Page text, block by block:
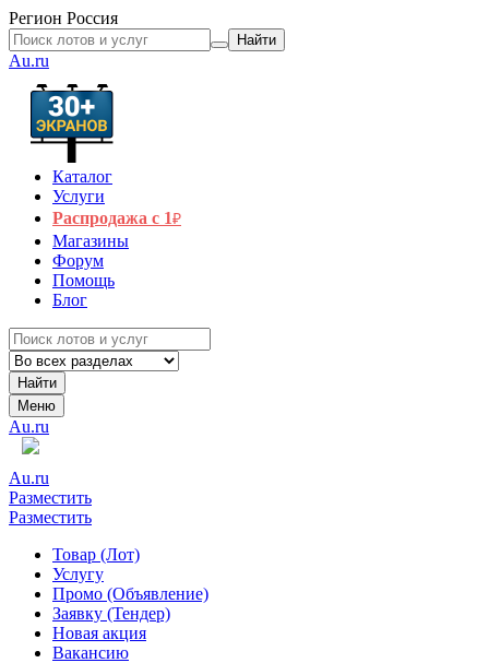
Регион Россия
Найти
Au.ru
Каталог
Услуги
Распродажа с 1₽
Магазины
Форум
Помощь
Блог
Найти
Меню
Au.ru
Au.ru
Разместить
Разместить
Товар (Лот)
Услугу
Промо (Объявление)
Заявку (Тендер)
Новая акция
Вакансию